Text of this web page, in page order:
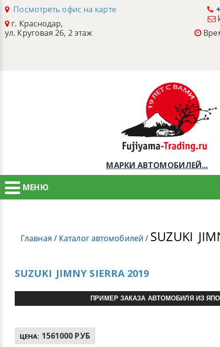
Посмотреть офис на карте
г. Краснодар,
ул. Круговая 26, 2 этаж
МАРКИ АВТОМОБИЛЕЙ...
МЕНЮ
Главная / Каталог автомобилей / SUZUKI
SUZUKI JIMNY SIERRA 2019
ПРИМЕР ЗАКАЗА АВТОМОБИЛЯ ИЗ
ЦЕНА: 1561000 РУБ